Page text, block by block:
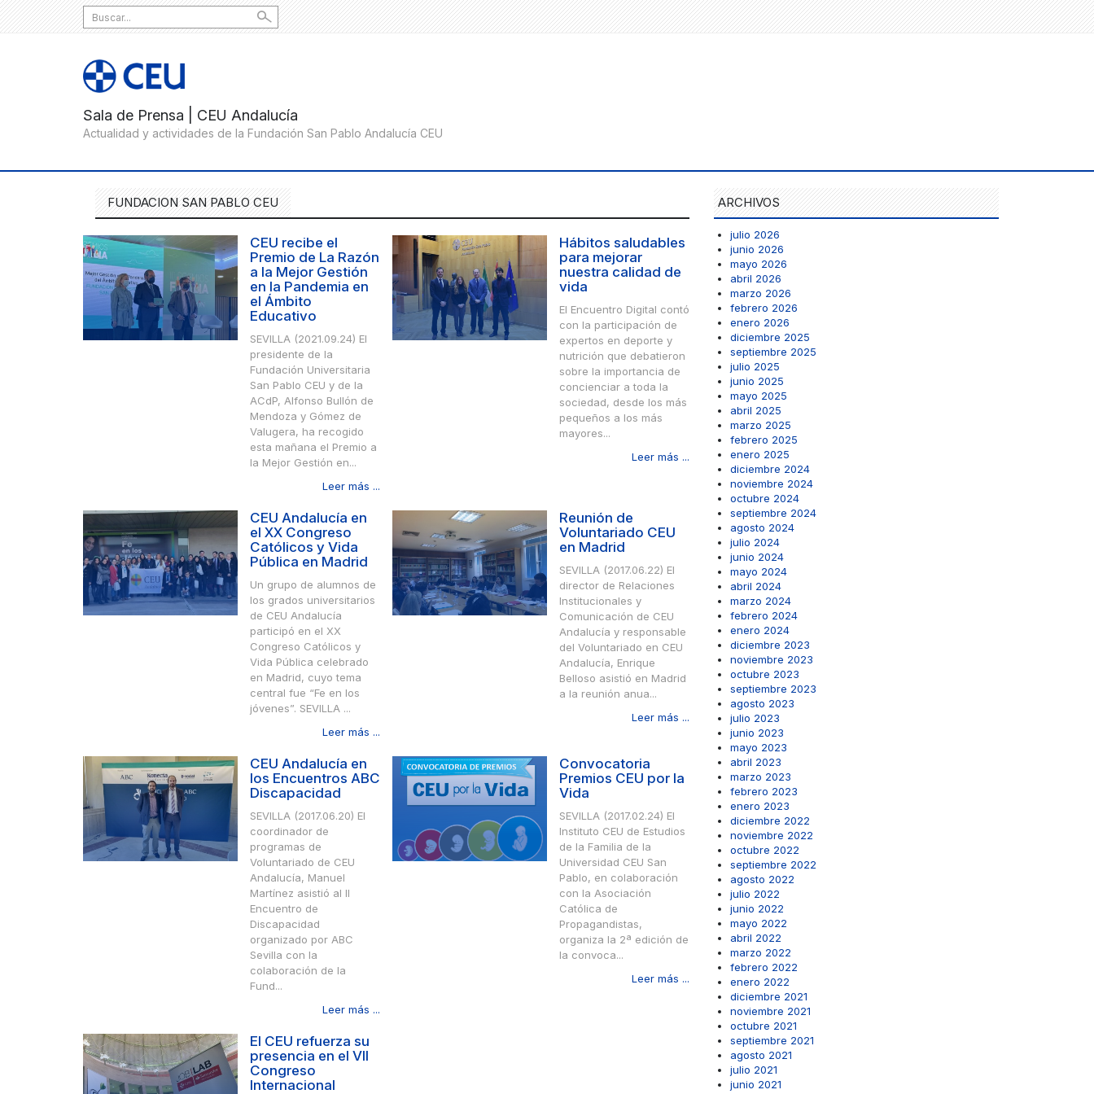
Search
for:
FUNDACION SAN PABLO CEU
CEU recibe el
Premio de La Razón
a la Mejor Gestión
en la Pandemia en
el Ámbito
Educativo
SEVILLA (2021.09.24) El
presidente de la
Fundación Universitaria
San Pablo CEU y de la
ACdP, Alfonso Bullón de
Mendoza y Gómez de
Valugera, ha recogido
esta mañana el Premio a
la Mejor Gestión en...
Leer más ...
Hábitos saludables
para mejorar
nuestra calidad de
vida
El Encuentro Digital contó
con la participación de
expertos en deporte y
nutrición que debatieron
sobre la importancia de
concienciar a toda la
sociedad, desde los más
pequeños a los más
mayores...
Leer más ...
CEU Andalucía en
el XX Congreso
Católicos y Vida
Pública en Madrid
Un grupo de alumnos de
los grados universitarios
de CEU Andalucía
participó en el XX
Congreso Católicos y
Vida Pública celebrado
en Madrid, cuyo tema
central fue “Fe en los
jóvenes”. SEVILLA ...
Leer más ...
Reunión de
Voluntariado CEU
en Madrid
SEVILLA (2017.06.22) El
director de Relaciones
Institucionales y
Comunicación de CEU
Andalucía y responsable
del Voluntariado en CEU
Andalucía, Enrique
Belloso asistió en Madrid
a la reunión anua...
Leer más ...
CEU Andalucía en
los Encuentros ABC
Discapacidad
SEVILLA (2017.06.20) El
coordinador de
programas de
Voluntariado de CEU
Andalucía, Manuel
Martínez asistió al II
Encuentro de
Discapacidad
organizado por ABC
Sevilla con la
colaboración de la
Fund...
Leer más ...
Convocatoria
Premios CEU por la
Vida
SEVILLA (2017.02.24) El
Instituto CEU de Estudios
de la Familia de la
Universidad CEU San
Pablo, en colaboración
con la Asociación
Católica de
Propagandistas,
organiza la 2ª edición de
la convoca...
Leer más ...
El CEU refuerza su
presencia en el VII
Congreso
Internacional
ARCHIVOS
julio 2026
junio 2026
mayo 2026
abril 2026
marzo 2026
febrero 2026
enero 2026
diciembre 2025
septiembre 2025
julio 2025
junio 2025
mayo 2025
abril 2025
marzo 2025
febrero 2025
enero 2025
diciembre 2024
noviembre 2024
octubre 2024
septiembre 2024
agosto 2024
julio 2024
junio 2024
mayo 2024
abril 2024
marzo 2024
febrero 2024
enero 2024
diciembre 2023
noviembre 2023
octubre 2023
septiembre 2023
agosto 2023
julio 2023
junio 2023
mayo 2023
abril 2023
marzo 2023
febrero 2023
enero 2023
diciembre 2022
noviembre 2022
octubre 2022
septiembre 2022
agosto 2022
julio 2022
junio 2022
mayo 2022
abril 2022
marzo 2022
febrero 2022
enero 2022
diciembre 2021
noviembre 2021
octubre 2021
septiembre 2021
agosto 2021
julio 2021
junio 2021